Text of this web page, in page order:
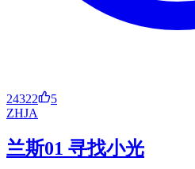
24322
5
ZHJA
兰斯01 寻找小光